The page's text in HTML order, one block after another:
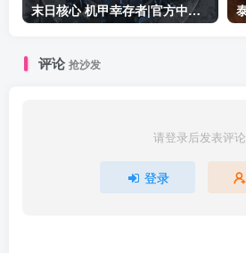
末日核心 机甲幸存者|官方中文|Build.19601158|解压即撸|
评论抢沙发
请登录后发表评论
登录